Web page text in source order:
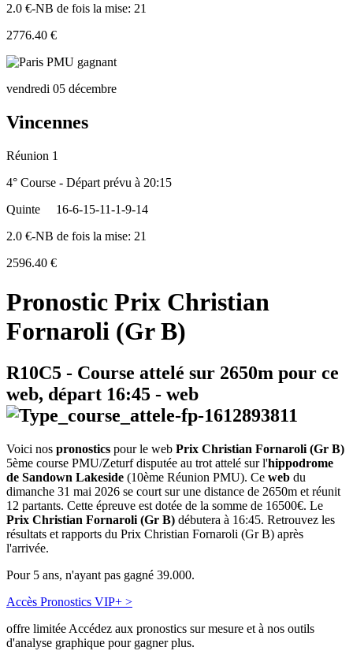
2.0 €-NB de fois la mise: 21
2776.40 €
vendredi 05 décembre
Vincennes
Réunion 1
4° Course - Départ prévu à 20:15
Quinte
16-6-15-11-1-9-14
2.0 €-NB de fois la mise: 21
2596.40 €
Pronostic Prix Christian
Fornaroli (Gr B)
R10C5 - Course attelé sur 2650m pour ce
web, départ 16:45 - web
Voici nos pronostics pour le web Prix Christian Fornaroli (Gr B)
5ème course PMU/Zeturf disputée au trot attelé sur l'hippodrome
de Sandown Lakeside (10ème Réunion PMU). Ce web du
dimanche 31 mai 2026 se court sur une distance de 2650m et réunit
12 partants. Cette épreuve est dotée de la somme de 16500€. Le
Prix Christian Fornaroli (Gr B) débutera à 16:45. Retrouvez les
résultats et rapports du Prix Christian Fornaroli (Gr B) après
l'arrivée.
Pour 5 ans, n'ayant pas gagné 39.000.
Accès Pronostics VIP+ >
offre limitée Accédez aux pronostics sur mesure et à nos outils
d'analyse graphique pour gagner plus.